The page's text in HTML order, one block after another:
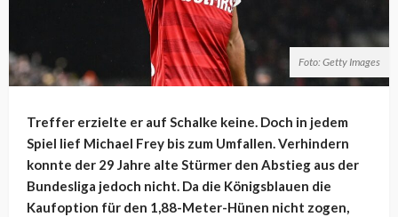
Foto: Getty Images
Treffer erzielte er auf Schalke keine. Doch in jedem
Spiel lief Michael Frey bis zum Umfallen. Verhindern
konnte der 29 Jahre alte Stürmer den Abstieg aus der
Bundesliga jedoch nicht. Da die Königsblauen die
Kaufoption für den 1,88-Meter-Hünen nicht zogen,